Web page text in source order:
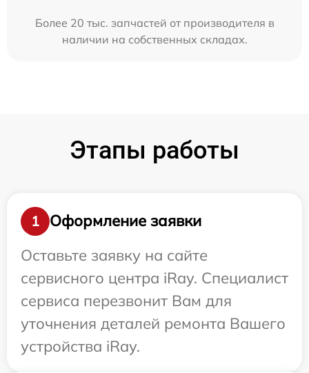
Более 20 тыс. запчастей от производителя в
наличии на собственных складах.
Этапы работы
1
Оформление заявки
Оставьте заявку на сайте
сервисного центра iRay. Специалист
сервиса перезвонит Вам для
уточнения деталей ремонта Вашего
устройства iRay.